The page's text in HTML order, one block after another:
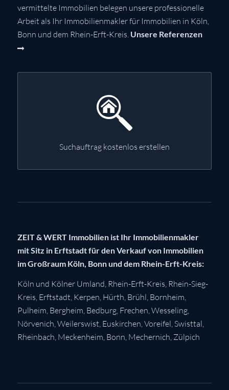
vermittelte Immobilien belegen unsere professionelle
Arbeit als Ihr Immobilienmakler für Immobilien in Köln,
Bonn und dem Rhein-Erft-Kreis. Unsere Referenzen
Suchauftrag kostenlos erstellen
ZEIT & WERT Immobilien ist Ihr Immobilienmakler
mit Sitz in Erftstadt für den Verkauf von Immobilien
im Großraum Köln, Bonn und dem Rhein-Erft-Kreis:
Köln und Kölner Umland, Rhein-Erft-Kreis, Rhein-Sieg-
Kreis, Erftstadt, Kerpen, Hürth, Brühl, Bornheim,
Pulheim, Bergheim, Bedburg, Frechen,Wesseling,
Nörvenich,Weilerswist, Euskirchen, Voreifel, Swisttal,
Rheinbach, Meckenheim, Bonn, Mechernich, Zülpich